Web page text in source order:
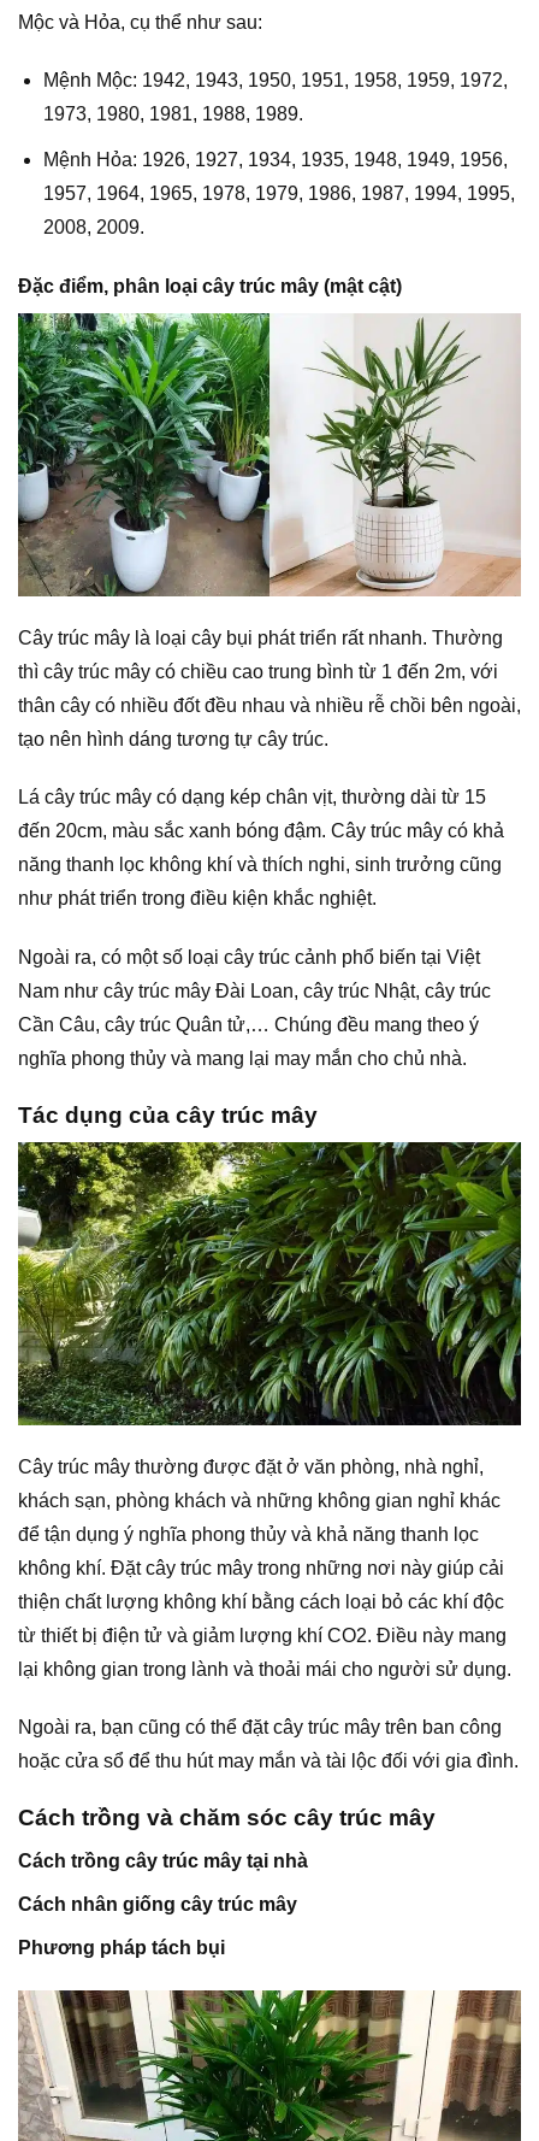
Mộc và Hỏa, cụ thể như sau:
Mệnh Mộc: 1942, 1943, 1950, 1951, 1958, 1959, 1972,
1973, 1980, 1981, 1988, 1989.
Mệnh Hỏa: 1926, 1927, 1934, 1935, 1948, 1949, 1956,
1957, 1964, 1965, 1978, 1979, 1986, 1987, 1994, 1995,
2008, 2009.
Đặc điểm, phân loại cây trúc mây (mật cật)
Cây trúc mây là loại cây bụi phát triển rất nhanh. Thường
thì cây trúc mây có chiều cao trung bình từ 1 đến 2m, với
thân cây có nhiều đốt đều nhau và nhiều rễ chồi bên ngoài,
tạo nên hình dáng tương tự cây trúc.
Lá cây trúc mây có dạng kép chân vịt, thường dài từ 15
đến 20cm, màu sắc xanh bóng đậm. Cây trúc mây có khả
năng thanh lọc không khí và thích nghi, sinh trưởng cũng
như phát triển trong điều kiện khắc nghiệt.
Ngoài ra, có một số loại cây trúc cảnh phổ biến tại Việt
Nam như cây trúc mây Đài Loan, cây trúc Nhật, cây trúc
Cần Câu, cây trúc Quân tử,… Chúng đều mang theo ý
nghĩa phong thủy và mang lại may mắn cho chủ nhà.
Tác dụng của cây trúc mây
Cây trúc mây thường được đặt ở văn phòng, nhà nghỉ,
khách sạn, phòng khách và những không gian nghỉ khác
để tận dụng ý nghĩa phong thủy và khả năng thanh lọc
không khí. Đặt cây trúc mây trong những nơi này giúp cải
thiện chất lượng không khí bằng cách loại bỏ các khí độc
từ thiết bị điện tử và giảm lượng khí CO2. Điều này mang
lại không gian trong lành và thoải mái cho người sử dụng.
Ngoài ra, bạn cũng có thể đặt cây trúc mây trên ban công
hoặc cửa sổ để thu hút may mắn và tài lộc đối với gia đình.
Cách trồng và chăm sóc cây trúc mây
Cách trồng cây trúc mây tại nhà
Cách nhân giống cây trúc mây
Phương pháp tách bụi